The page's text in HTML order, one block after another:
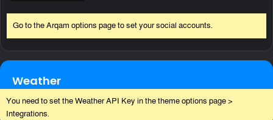
Go to the Arqam options page to set your social accounts.
Weather
You need to set the Weather API Key in the theme options page >
Integrations.